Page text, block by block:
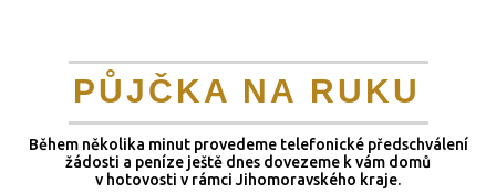
PŮJČKA NA RUKU
Během několika minut provedeme telefonické předschválení
žádosti a peníze ještě dnes dovezeme k vám domů
v hotovosti v rámci Jihomoravského kraje.